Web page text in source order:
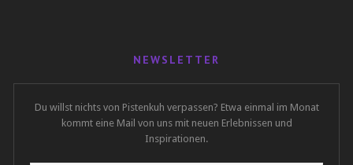
NEWSLETTER
Du willst nichts von Pistenkuh verpassen? Etwa einmal im Monat
kommt eine Mail von uns mit neuen Erlebnissen und
Inspirationen.